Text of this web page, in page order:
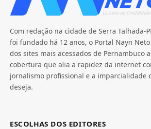
Com redação na cidade de Serra Talhada-
foi fundado há 12 anos, o Portal Nayn
dos sites mais acessados de Pernambuco
cobertura que alia a rapidez da internet
jornalismo profissional e a imparcialidade
deseja.
ESCOLHAS DOS EDITORES